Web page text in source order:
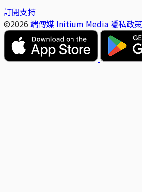
訂閱支持
©2026 端傳媒 Initium Media 隱私政策